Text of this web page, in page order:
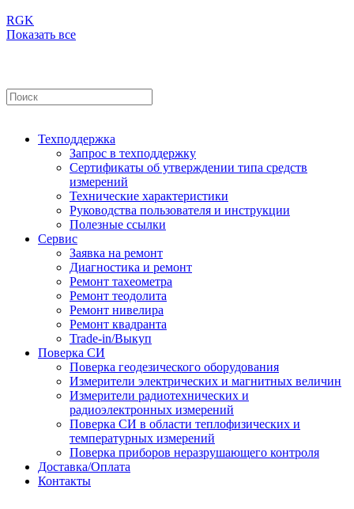
RGK
Показать все
Техподдержка
Запрос в техподдержку
Сертификаты об утверждении типа средств
измерений
Технические характеристики
Руководства пользователя и инструкции
Полезные ссылки
Сервис
Заявка на ремонт
Диагностика и ремонт
Ремонт тахеометра
Ремонт теодолита
Ремонт нивелира
Ремонт квадранта
Trade-in/Выкуп
Поверка СИ
Поверка геодезического оборудования
Измерители электрических и магнитных величин
Измерители радиотехнических и
радиоэлектронных измерений
Поверка СИ в области теплофизических и
температурных измерений
Поверка приборов неразрушающего контроля
Доставка/Оплата
Контакты